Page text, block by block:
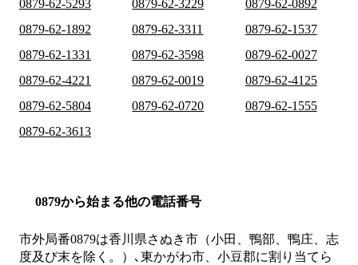
0879-62-5293
0879-62-3229
0879-62-0892
0879-62-1892
0879-62-3311
0879-62-1537
0879-62-1331
0879-62-3598
0879-62-0027
0879-62-4221
0879-62-0019
0879-62-4125
0879-62-5804
0879-62-0720
0879-62-1555
0879-62-3613
0879から始まる他の電話番号
市外局番0879は香川県さぬき市（小田、鴨部、鴨庄、志
度及び末を除く。）､東かがわ市、小豆郡に割り当てら